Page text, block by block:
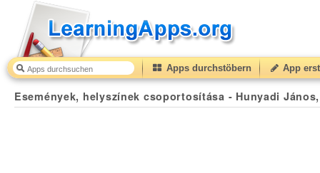
Apps durchstöbern App
Események, helyszínek csoportosítása - Hunyadi